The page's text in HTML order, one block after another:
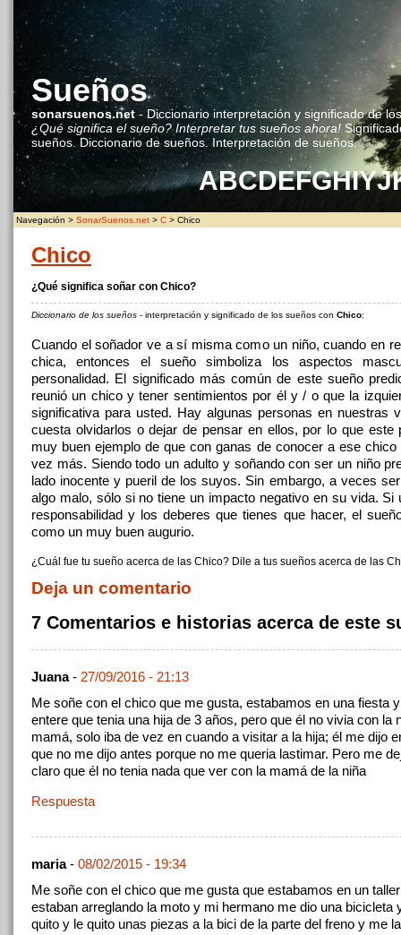
Sueños
sonarsuenos.net- Diccionario interpretación y significado de
¿Qué significa el sueño? Interpretar tus sueños ahora!
sueños. Diccionario de sueños. Interpretación de sueños.
ABCDEFGHIYJ
Navegación > SonarSuenos.net > C > Chico
Chico
¿Qué significa soñar con Chico?
Diccionario de los sueños - interpretación y significado de los sueños con Chico:
Cuando el soñador ve a sí misma como un niño, cuando en
chica, entonces el sueño simboliza los aspectos
personalidad. El significado más común de este sueño
reunió un chico y tener sentimientos por él y / o que la
significativa para usted. Hay algunas personas en nuestras
cuesta olvidarlos o dejar de pensar en ellos, por lo que este
muy buen ejemplo de que con ganas de conocer a ese chico
vez más. Siendo todo un adulto y soñando con ser un niño
lado inocente y pueril de los suyos. Sin embargo, a veces
algo malo, sólo si no tiene un impacto negativo en su vida. Si
responsabilidad y los deberes que tienes que hacer, el
como un muy buen augurio.
¿Cuál fue tu sueño acerca de las Chico? Dile a tus sueños acerca de las
Deja un comentario
7 Comentarios e historias acerca de este
Juana- 27/09/2016 - 21:13
Me soñe con el chico que me gusta, estabamos en una fiesta
entere que tenia una hija de 3 años, pero que él no vivia con la
mamá, solo iba de vez en cuando a visitar a la hija; él me dijo
que no me dijo antes porque no me queria lastimar. Pero me
claro que él no tenia nada que ver con la mamá de la niña
Respuesta
maria- 08/02/2015 - 19:34
Me soñe con el chico que me gusta que estabamos en un
estaban arreglando la moto y mi hermano me dio una bicicleta
quito y le quito unas piezas a la bici de la parte del freno y me